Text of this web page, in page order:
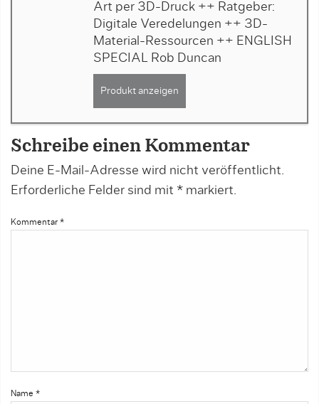
Art per 3D-Druck ++ Ratgeber:
Digitale Veredelungen ++ 3D-
Material-Ressourcen ++ ENGLISH
SPECIAL Rob Duncan
Produkt anzeigen
Schreibe einen Kommentar
Deine E-Mail-Adresse wird nicht veröffentlicht.
Erforderliche Felder sind mit * markiert.
Kommentar *
Name *